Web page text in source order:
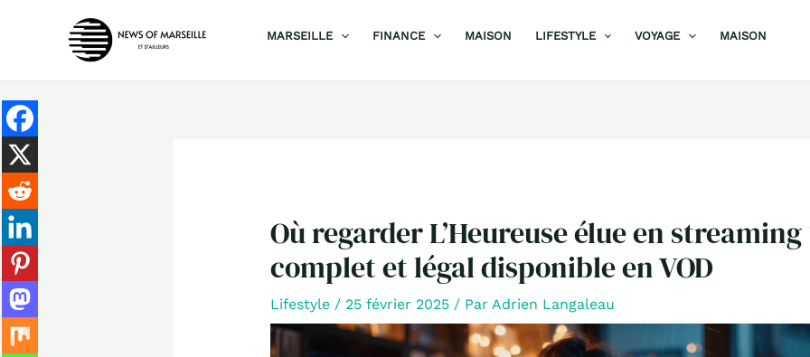
MARSEILLE FINANCE MAISON LIFESTYLE VOYAGE MAISON
Où regarder L’Heureuse élue en
complet et légal disponible en VOD
Lifestyle/ 25 février 2025 / Par Adrien Langaleau